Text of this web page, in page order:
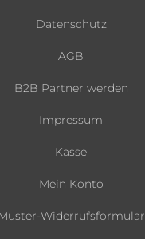
Datenschutz
AGB
B2B Partner werden
Impressum
Kasse
Mein Konto
Widerrufsformular